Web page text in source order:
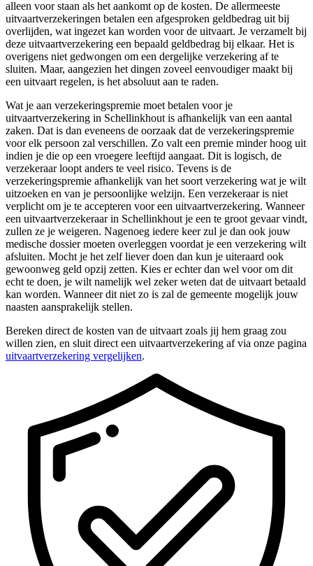
alleen voor staan als het aankomt op de kosten. De allermeeste
uitvaartverzekeringen betalen een afgesproken geldbedrag uit bij
overlijden, wat ingezet kan worden voor de uitvaart. Je verzamelt bij
deze uitvaartverzekering een bepaald geldbedrag bij elkaar. Het is
overigens niet gedwongen om een dergelijke verzekering af te
sluiten. Maar, aangezien het dingen zoveel eenvoudiger maakt bij
een uitvaart regelen, is het absoluut aan te raden.
Wat je aan verzekeringspremie moet betalen voor je
uitvaartverzekering in Schellinkhout is afhankelijk van een aantal
zaken. Dat is dan eveneens de oorzaak dat de verzekeringspremie
voor elk persoon zal verschillen. Zo valt een premie minder hoog uit
indien je die op een vroegere leeftijd aangaat. Dit is logisch, de
verzekeraar loopt anders te veel risico. Tevens is de
verzekeringspremie afhankelijk van het soort verzekering wat je wilt
uitzoeken en van je persoonlijke welzijn. Een verzekeraar is niet
verplicht om je te accepteren voor een uitvaartverzekering. Wanneer
een uitvaartverzekeraar in Schellinkhout je een te groot gevaar vindt,
zullen ze je weigeren. Nagenoeg iedere keer zul je dan ook jouw
medische dossier moeten overleggen voordat je een verzekering wilt
afsluiten. Mocht je het zelf liever doen dan kun je uiteraard ook
gewoonweg geld opzij zetten. Kies er echter dan wel voor om dit
echt te doen, je wilt namelijk wel zeker weten dat de uitvaart betaald
kan worden. Wanneer dit niet zo is zal de gemeente mogelijk jouw
naasten aansprakelijk stellen.
Bereken direct de kosten van de uitvaart zoals jij hem graag zou
willen zien, en sluit direct een uitvaartverzekering af via onze pagina
uitvaartverzekering vergelijken.